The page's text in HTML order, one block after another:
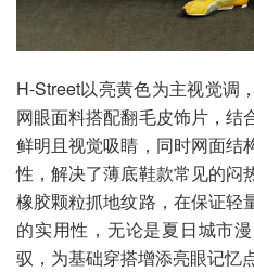
H-Street以亮黄色为主视觉调
网眼面料搭配翻毛皮饰片，结
鲜明且视觉吸睛，同时网面结
性，解决了薄底鞋款常见的闷
橡胶颗粒抓地纹路，在保证轻
的实用性，无论是夏日城市
驭，为基础穿搭增添亮眼记忆点